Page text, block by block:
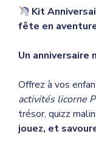
Kit
fête en
Un anniversaire
Offrez à vos
activités licorne
trésor, quizz
jouez, et